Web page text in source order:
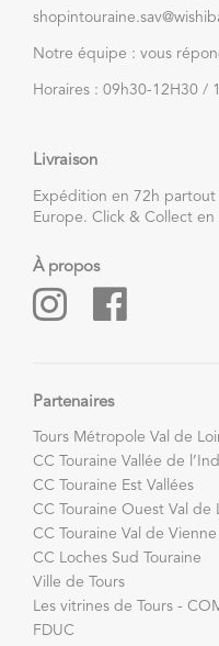
Notre équipe : vous
Horaires : 09h30-12H30 /
Livraison
Expédition en 72h
Europe. Click & Collect en
À propos
Partenaires
Tours Métropole Val de
CC Touraine Vallée de
CC Touraine Est Vallées
CC Touraine Ouest Val de
CC Touraine Val de Vienne
CC Loches Sud Touraine
Ville de Tours
Les vitrines de Tours -
FDUC